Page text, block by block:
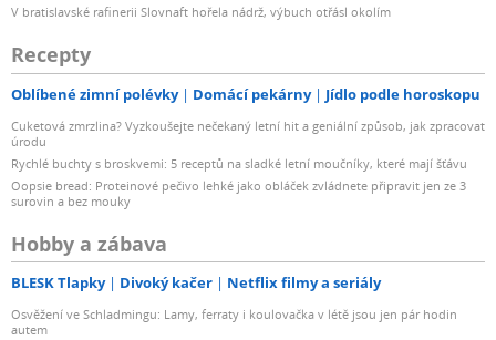
V bratislavské rafinerii Slovnaft hořela nádrž, výbuch otřásl okolím
Recepty
Oblíbené zimní polévky Domácí pekárny Jídlo podle horoskopu
Cuketová zmrzlina? Vyzkoušejte nečekaný letní hit a geniální způsob, jak zpracovat
úrodu
Rychlé buchty s broskvemi: 5 receptů na sladké letní moučníky, které mají šťávu
Oopsie bread: Proteinové pečivo lehké jako obláček zvládnete připravit jen ze 3
surovin a bez mouky
Hobby a zábava
BLESK Tlapky Divoký kačer Netflix filmy a seriály
Osvěžení ve Schladmingu: Lamy, ferraty i koulovačka v létě jsou jen pár hodin
autem